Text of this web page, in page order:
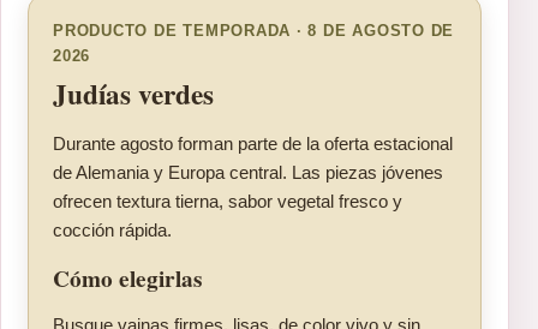
PRODUCTO DE TEMPORADA · 8 DE AGOSTO DE
2026
Judías verdes
Durante agosto forman parte de la oferta estacional
de Alemania y Europa central. Las piezas jóvenes
ofrecen textura tierna, sabor vegetal fresco y
cocción rápida.
Cómo elegirlas
Busque vainas firmes, lisas, de color vivo y sin